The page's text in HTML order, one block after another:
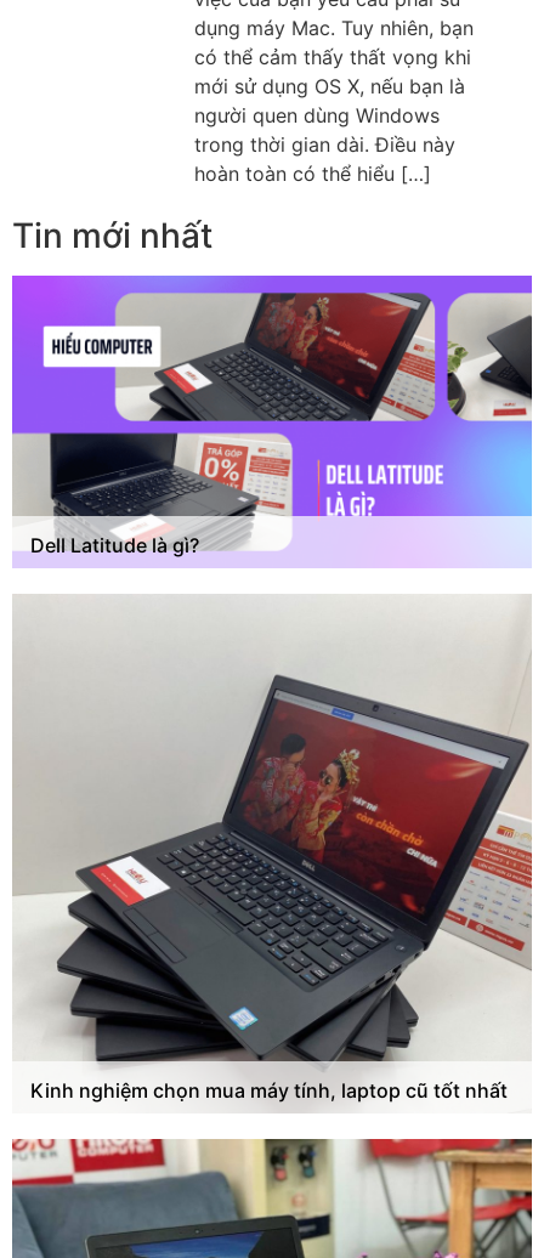
dụng máy Mac. Tuy nhiên, bạn
có thể cảm thấy thất vọng khi
mới sử dụng OS X, nếu bạn là
người quen dùng Windows
trong thời gian dài. Điều này
hoàn toàn có thể hiểu […]
Tin mới nhất
Dell Latitude là gì?
Kinh nghiệm chọn mua máy tính, laptop cũ tốt nhất